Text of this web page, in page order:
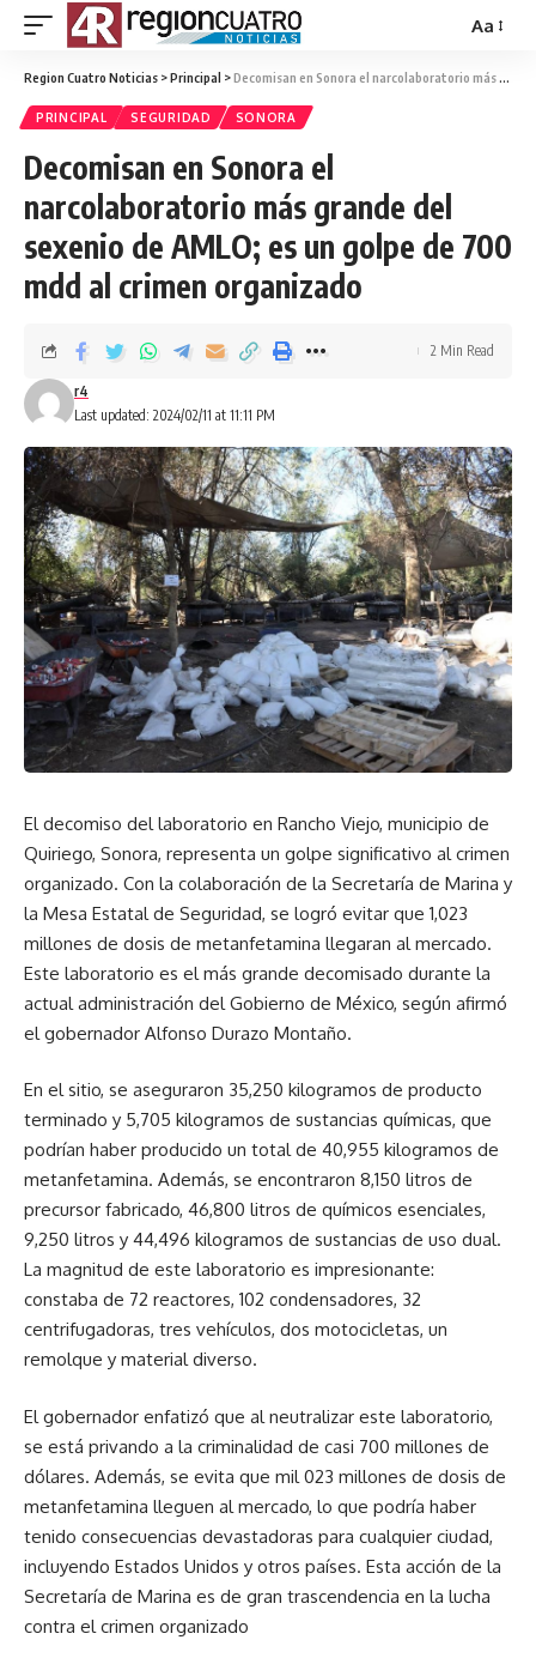
Aa
Region Cuatro Noticias >Principal >Decomisan en Sonora el narcolaboratorio más grande del sexenio de AMLO; es un golpe de 700 mdd al crimen organizado
PRINCIPAL SEGURIDAD SONORA
Decomisan en Sonora el
narcolaboratorio más grande del
sexenio de AMLO; es un golpe de 700
mdd al crimen organizado
Last updated: 2024/02/11 at 11:11 PM
r4
2 Min Read
El decomiso del laboratorio en Rancho Viejo, municipio de
Quiriego, Sonora, representa un golpe significativo al crimen
organizado. Con la colaboración de la Secretaría de Marina y
la Mesa Estatal de Seguridad, se logró evitar que 1,023
millones de dosis de metanfetamina llegaran al mercado.
Este laboratorio es el más grande decomisado durante la
actual administración del Gobierno de México, según afirmó
el gobernador Alfonso Durazo Montaño.
En el sitio, se aseguraron 35,250 kilogramos de producto
terminado y 5,705 kilogramos de sustancias químicas, que
podrían haber producido un total de 40,955 kilogramos de
metanfetamina. Además, se encontraron 8,150 litros de
precursor fabricado, 46,800 litros de químicos esenciales,
9,250 litros y 44,496 kilogramos de sustancias de uso dual.
La magnitud de este laboratorio es impresionante:
constaba de 72 reactores, 102 condensadores, 32
centrifugadoras, tres vehículos, dos motocicletas, un
remolque y material diverso.
El gobernador enfatizó que al neutralizar este laboratorio,
se está privando a la criminalidad de casi 700 millones de
dólares. Además, se evita que mil 023 millones de dosis de
metanfetamina lleguen al mercado, lo que podría haber
tenido consecuencias devastadoras para cualquier ciudad,
incluyendo Estados Unidos y otros países. Esta acción de la
Secretaría de Marina es de gran trascendencia en la lucha
contra el crimen organizado